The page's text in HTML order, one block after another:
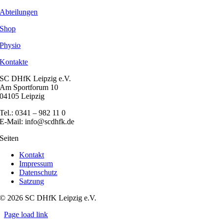
Abteilungen
Shop
Physio
Kontakte
SC DHfK Leipzig e.V.
Am Sportforum 10
04105 Leipzig
Tel.: 0341 – 982 11 0
E-Mail: info@scdhfk.de
Seiten
Kontakt
Impressum
Datenschutz
Satzung
© 2026 SC DHfK Leipzig e.V.
Page load link